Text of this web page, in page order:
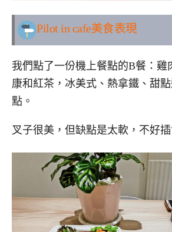
Pilot in cafe美食表現
我們點了一份機上餐點的B餐：雞
康和紅茶，冰美式、熱拿鐵、甜
點。
叉子很美，但缺點是太軟，不好插